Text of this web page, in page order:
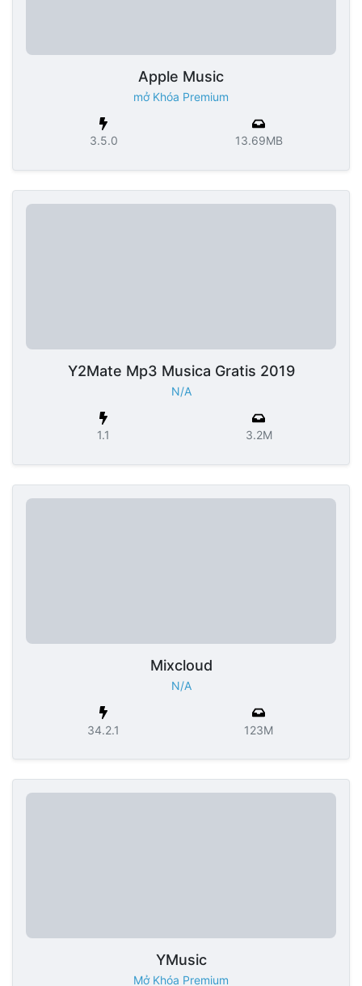
Apple Music
mở Khóa Premium
3.5.0 13.69MB
Y2Mate Mp3 Musica Gratis 2019
N/A
1.1 3.2M
Mixcloud
N/A
34.2.1 123M
YMusic
Mở Khóa Premium